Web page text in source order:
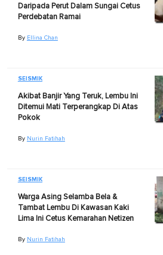
Daripada Perut Dalam Sungai Cetus
Perdebatan Ramai
By Ellina Chan
SEISMIK
Akibat Banjir Yang Teruk, Lembu Ini
Ditemui Mati Terperangkap Di Atas
Pokok
By Nurin Fatihah
SEISMIK
Warga Asing Selamba Bela &
Tambat Lembu Di Kawasan Kaki
Lima Ini Cetus Kemarahan Netizen
By Nurin Fatihah